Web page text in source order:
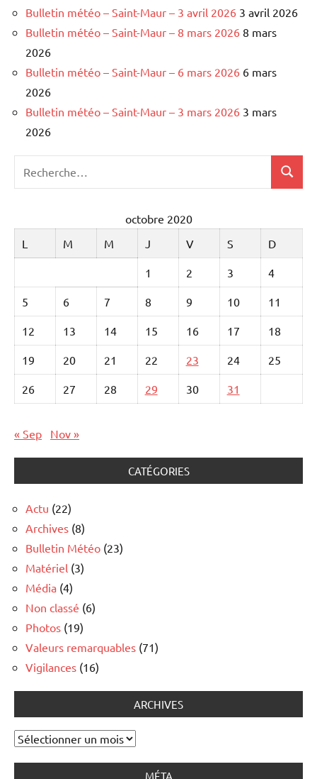
Bulletin météo – Saint-Maur – 3 avril 2026 3 avril 2026
Bulletin météo – Saint-Maur – 8 mars 2026 8 mars
2026
Bulletin météo – Saint-Maur – 6 mars 2026 6 mars
2026
Bulletin météo – Saint-Maur – 3 mars 2026 3 mars
2026
octobre 2020
L
M M J V S D
1 2 3 4
5 6 7 8 9 10 11
12 13 14 15 16 17 18
19 20 21 22 23 24 25
26 27 28 29 30 31
« Sep Nov »
CATÉGORIES
Actu (22)
Archives (8)
Bulletin Météo (23)
Matériel (3)
Média (4)
Non classé (6)
Photos (19)
Valeurs remarquables (71)
Vigilances (16)
ARCHIVES
Archives
MÉTA